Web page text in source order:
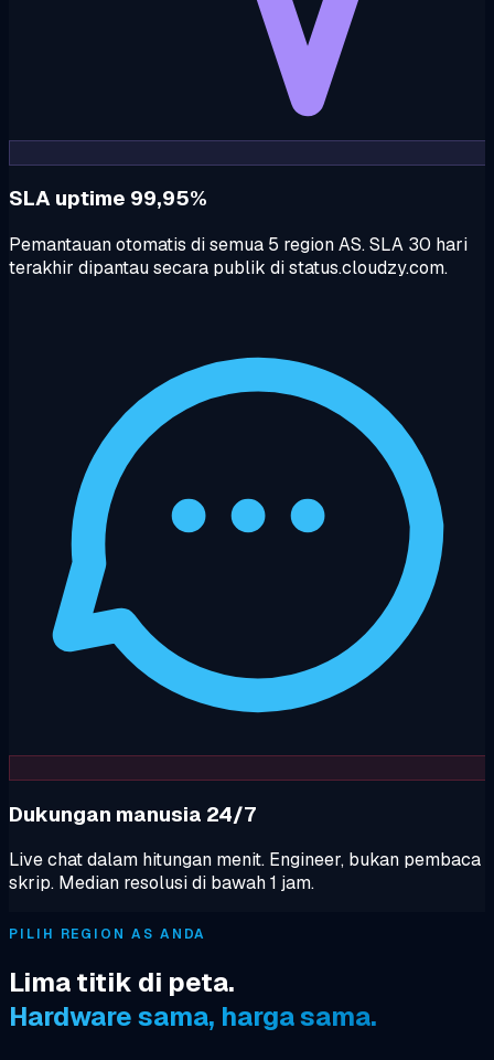
SLA uptime 99,95%
Pemantauan otomatis di semua 5 region AS. SLA 30 hari
terakhir dipantau secara publik di status.cloudzy.com.
Dukungan manusia 24/7
Live chat dalam hitungan menit. Engineer, bukan pembaca
skrip. Median resolusi di bawah 1 jam.
PILIH REGION AS ANDA
Lima titik di peta.
Hardware sama, harga sama.